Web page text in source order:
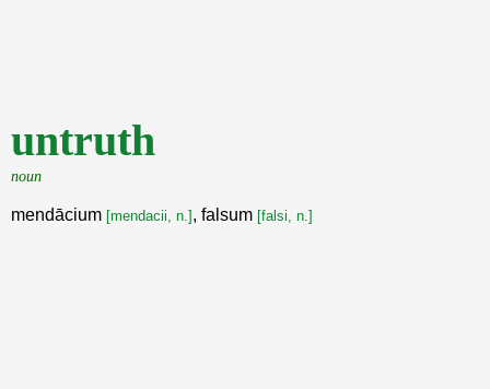
untruth
noun
mendācium [mendacii, n.] , falsum [falsi, n.]